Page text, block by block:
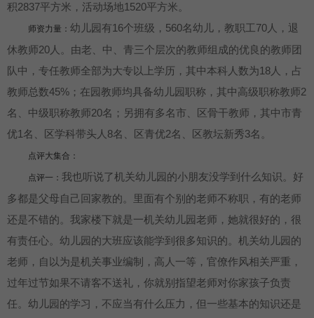
积2837平方米，活动场地1520平方米。
师资力量： 幼儿园有16个班级，560名幼儿，教职工70人，退
休教师20人。由老、中、青三个层次的教师组成的优良的教师团
队中，专任教师全部为大专以上学历，其中本科人数为18人，占
教师总数45%；在园教师均具备幼儿园职称，其中高级职称教师2
名、中级职称教师20名；另拥有多名市、区骨干教师，其中市青
优1名、区学科带头人8名、区青优2名、区教坛新秀3名。
点评大集合：
点评一： 我也听说了机关幼儿园的小朋友没学到什么知识。好
多都是父母自己回家教的。里面有个别的老师不称职，有的老师
还是不错的。我家楼下就是一机关幼儿园老师，她就很好的，很
有责任心。幼儿园的大班应该能学到很多知识的。机关幼儿园的
老师，自以为是机关事业编制，高人一等，官僚作风相关严重，
过年过节如果不请客不送礼，你就别指望老师对你家孩子负责
任。幼儿园的学习，不应当有什么压力，但一些基本的知识还是